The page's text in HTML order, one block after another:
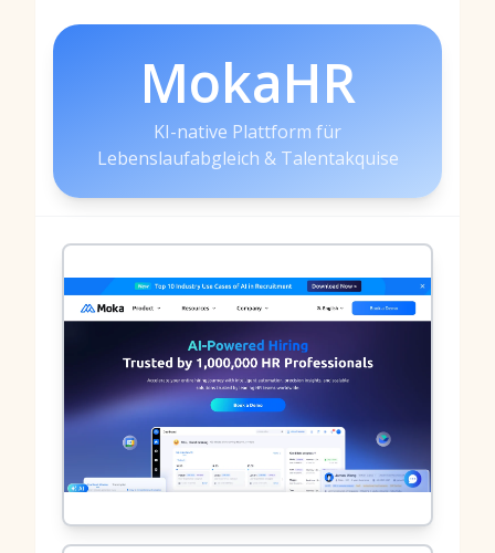
MokaHR
KI-native Plattform für
Lebenslaufabgleich & Talentakquise